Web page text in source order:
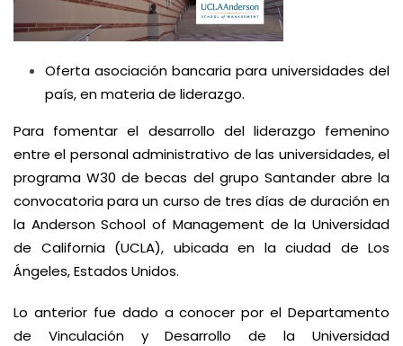
Oferta asociación bancaria para universidades del
país, en materia de liderazgo.
Para fomentar el desarrollo del liderazgo femenino
entre el personal administrativo de las universidades, el
programa W30 de becas del grupo Santander abre la
convocatoria para un curso de tres días de duración en
la Anderson School of Management de la Universidad
de California (UCLA), ubicada en la ciudad de Los
Ángeles, Estados Unidos.
Lo anterior fue dado a conocer por el Departamento
de Vinculación y Desarrollo de la Universidad